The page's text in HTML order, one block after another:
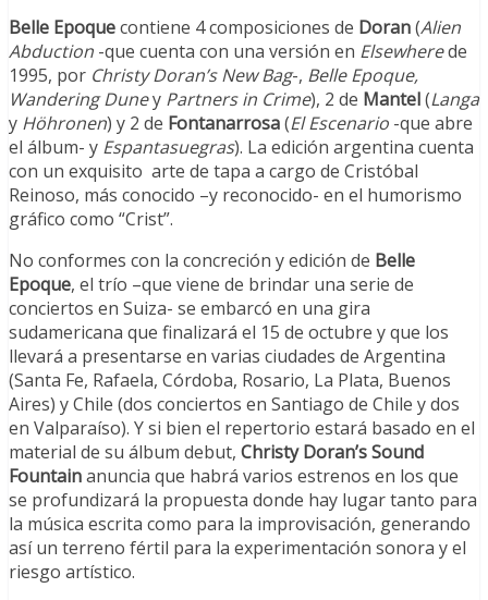
Belle Epoquecontiene 4 composiciones de Doran(Alien
Abduction -que cuenta con una versión en Elsewherede
1995, por Christy Doran’s New Bag-, Belle Epoque,
Wandering Duney Partners in Crime), 2 de Mantel(Langa
y Höhronen) y 2 de Fontanarrosa(El Escenario -que abre
el álbum- y Espantasuegras). La edición argentina cuenta
con un exquisito arte de tapa a cargo de Cristóbal
Reinoso, más conocido –y reconocido- en el humorismo
gráfico como “Crist”.
No conformes con la concreción y edición de Belle
Epoque, el trío –que viene de brindar una serie de
conciertos en Suiza- se embarcó en una gira
sudamericana que finalizará el 15 de octubre y que los
llevará a presentarse en varias ciudades de Argentina
(Santa Fe, Rafaela, Córdoba, Rosario, La Plata, Buenos
Aires) y Chile (dos conciertos en Santiago de Chile y dos
en Valparaíso). Y si bien el repertorio estará basado en el
material de su álbum debut, Christy Doran’s Sound
Fountainanuncia que habrá varios estrenos en los que
se profundizará la propuesta donde hay lugar tanto para
la música escrita como para la improvisación, generando
así un terreno fértil para la experimentación sonora y el
riesgo artístico.